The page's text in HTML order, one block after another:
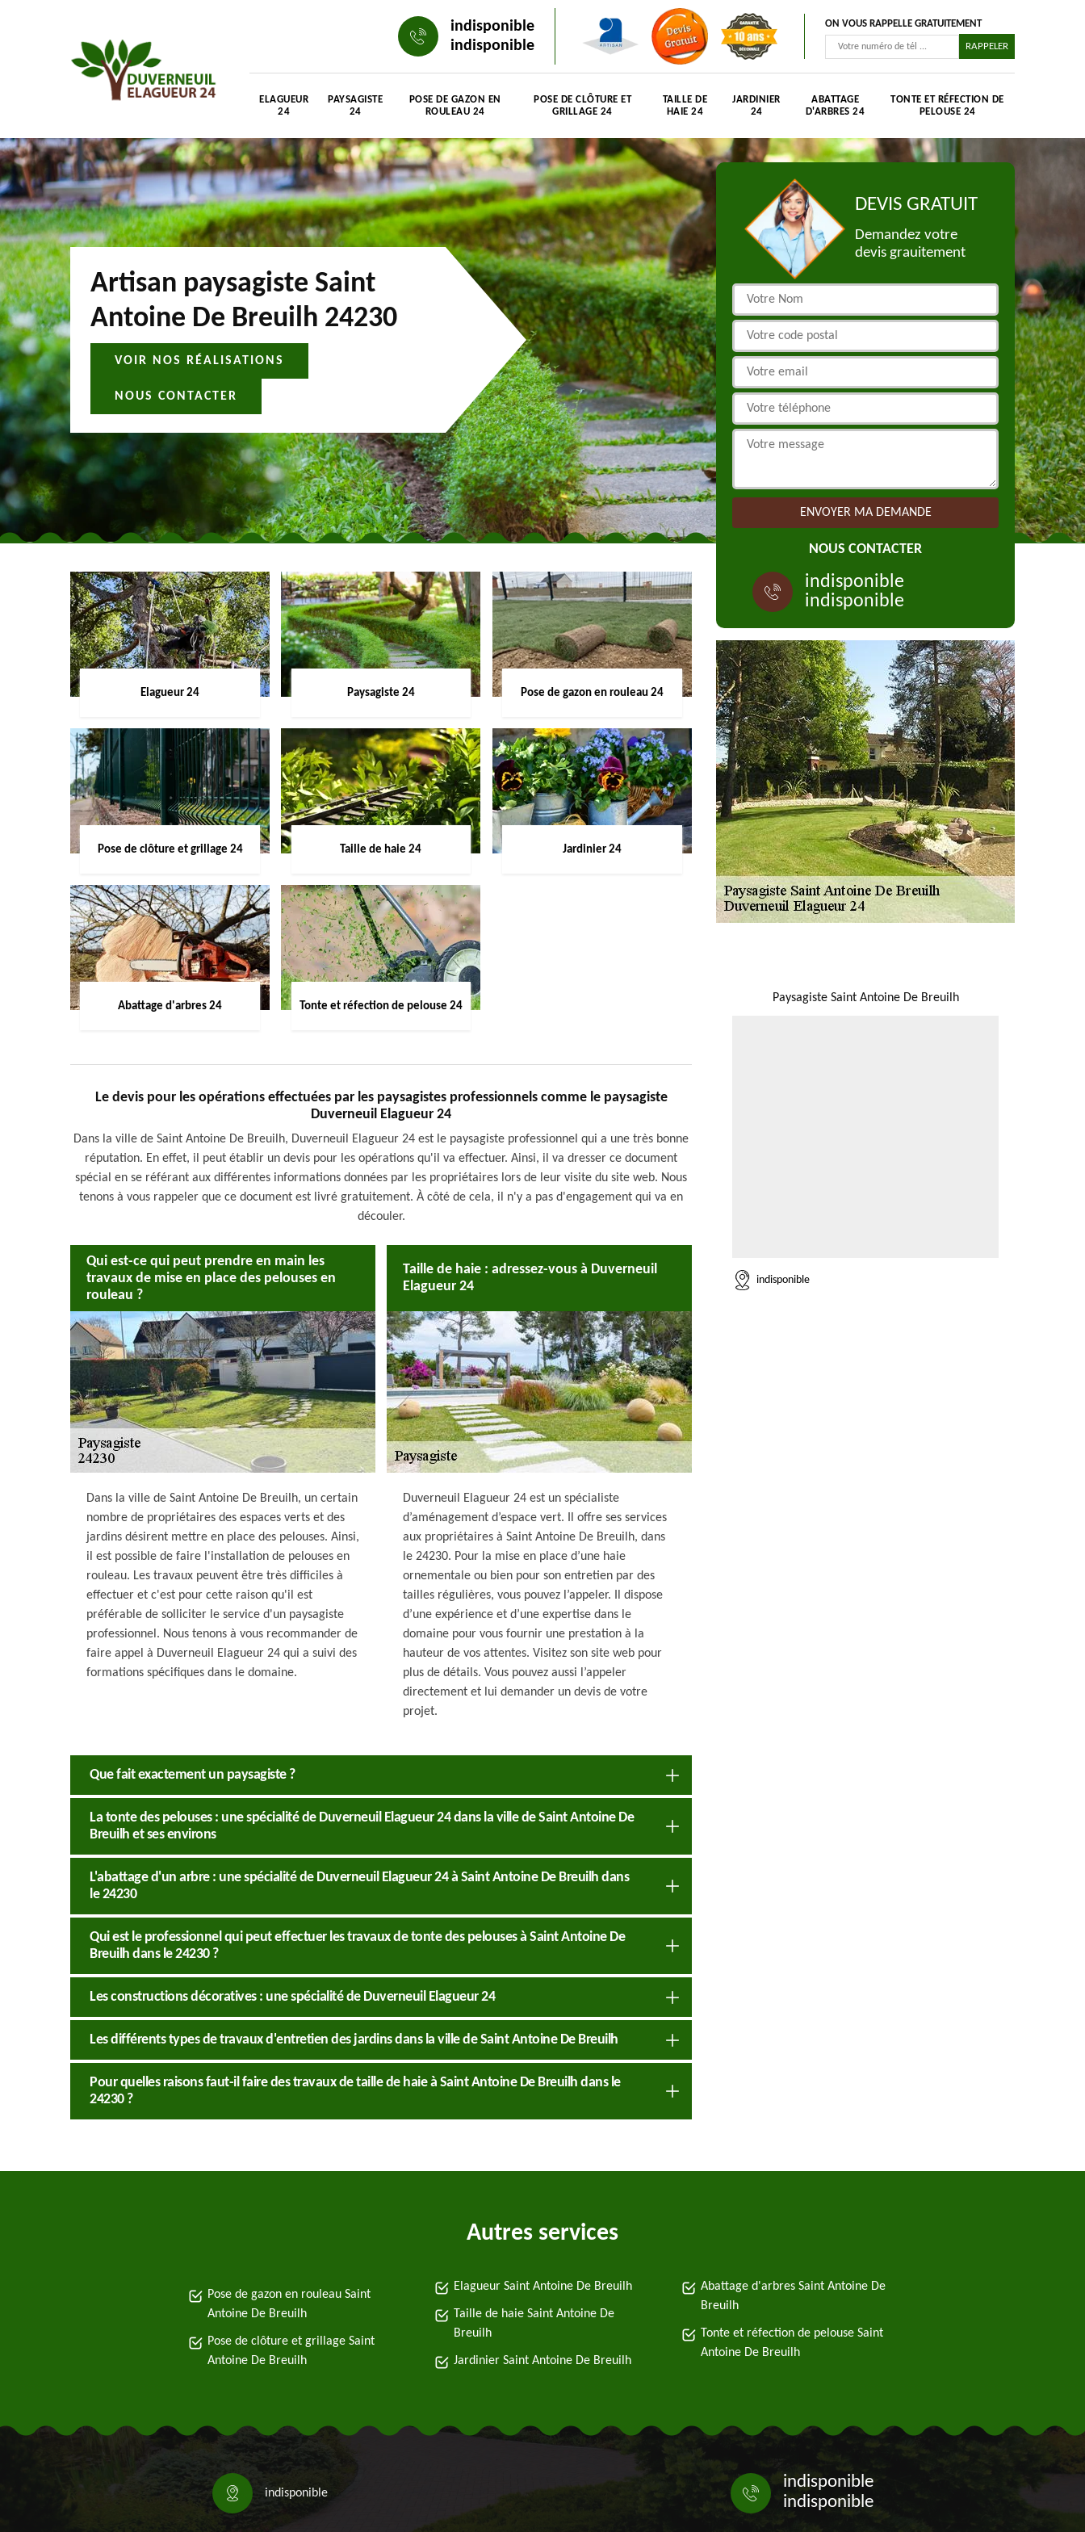
indisponible
indisponible
ON VOUS RAPPELLE GRATUITEMENT
ELAGUEUR
24
PAYSAGISTE
24
POSE DE GAZON EN
ROULEAU 24
POSE DE CLÔTURE ET
GRILLAGE 24
TAILLE DE
HAIE 24
JARDINIER
24
ABATTAGE
D'ARBRES 24
TONTE ET RÉFECTION DE
PELOUSE 24
Artisan paysagiste Saint
Antoine De Breuilh 24230
VOIR NOS RÉALISATIONS
NOUS CONTACTER
Elagueur 24 Paysagiste 24 Pose de gazon en rouleau 24
Pose de clôture et grillage 24 Taille de haie 24 Jardinier 24
Abattage d'arbres 24 Tonte et réfection de pelouse 24
Le devis pour les opérations effectuées par les paysagistes professionnels comme le paysagiste
Duverneuil Elagueur 24
Dans la ville de Saint Antoine De Breuilh, Duverneuil Elagueur 24 est le paysagiste professionnel qui a une très bonne
réputation. En effet, il peut établir un devis pour les opérations qu'il va effectuer. Ainsi, il va dresser ce document
spécial en se référant aux différentes informations données par les propriétaires lors de leur visite du site web. Nous
tenons à vous rappeler que ce document est livré gratuitement. À côté de cela, il n'y a pas d'engagement qui va en
découler.
Qui est-ce qui peut prendre en main les
travaux de mise en place des pelouses en
rouleau ?
Dans la ville de Saint Antoine De Breuilh, un certain
nombre de propriétaires des espaces verts et des
jardins désirent mettre en place des pelouses. Ainsi,
il est possible de faire l'installation de pelouses en
rouleau. Les travaux peuvent être très difficiles à
effectuer et c'est pour cette raison qu'il est
préférable de solliciter le service d'un paysagiste
professionnel. Nous tenons à vous recommander de
faire appel à Duverneuil Elagueur 24 qui a suivi des
formations spécifiques dans le domaine.
Taille de haie : adressez-vous à Duverneuil
Elagueur 24
Duverneuil Elagueur 24 est un spécialiste
d’aménagement d’espace vert. Il offre ses services
aux propriétaires à Saint Antoine De Breuilh, dans
le 24230. Pour la mise en place d’une haie
ornementale ou bien pour son entretien par des
tailles régulières, vous pouvez l’appeler. Il dispose
d’une expérience et d’une expertise dans le
domaine pour vous fournir une prestation à la
hauteur de vos attentes. Visitez son site web pour
plus de détails. Vous pouvez aussi l’appeler
directement et lui demander un devis de votre
projet.
Que fait exactement un paysagiste ?
La tonte des pelouses : une spécialité de Duverneuil Elagueur 24 dans la ville de Saint Antoine De
Breuilh et ses environs
L'abattage d'un arbre : une spécialité de Duverneuil Elagueur 24 à Saint Antoine De Breuilh dans
le 24230
Qui est le professionnel qui peut effectuer les travaux de tonte des pelouses à Saint Antoine De
Breuilh dans le 24230 ?
Les constructions décoratives : une spécialité de Duverneuil Elagueur 24
Les différents types de travaux d'entretien des jardins dans la ville de Saint Antoine De Breuilh
Pour quelles raisons faut-il faire des travaux de taille de haie à Saint Antoine De Breuilh dans le
24230 ?
DEVIS GRATUIT
Demandez votre
devis grauitement
NOUS CONTACTER
indisponible
indisponible
Paysagiste Saint Antoine De Breuilh
indisponible
Autres services
Pose de gazon en rouleau Saint
Antoine De Breuilh
Pose de clôture et grillage Saint
Antoine De Breuilh
Elagueur Saint Antoine De Breuilh
Taille de haie Saint Antoine De
Breuilh
Jardinier Saint Antoine De Breuilh
Abattage d'arbres Saint Antoine De
Breuilh
Tonte et réfection de pelouse Saint
Antoine De Breuilh
indisponible
indisponible
indisponible